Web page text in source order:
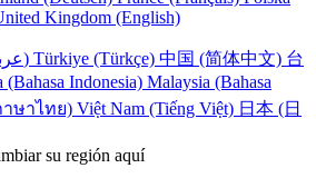
Kingdom (English)
UAE (عربي) Türkiye (Türkçe) 中国 (简体中文) 台
(Bahasa Indonesia) Malaysia (Bahasa
ษาไทย) Việt Nam (Tiếng Việt) 日本 (日
su región aquí